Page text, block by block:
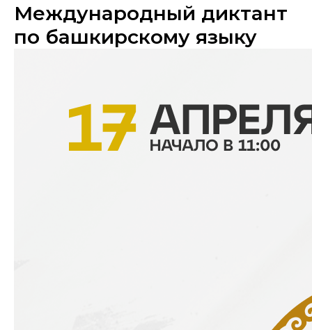
️Международный диктант
по башкирскому языку